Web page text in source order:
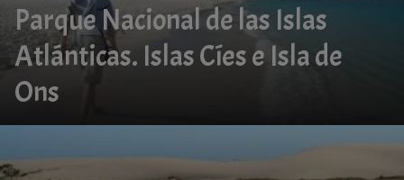
Parque Nacional de las Islas
Atlánticas. Islas Cíes e Isla de
Ons